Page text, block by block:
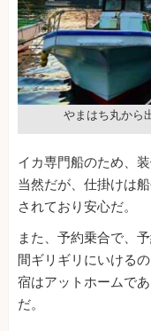
やまはち丸から
イカ専門船のため、
当然だが、仕掛けは
されており安心だ。
また、予約乗合で、
間ギリギリにいける
宿はアットホームで
だ。